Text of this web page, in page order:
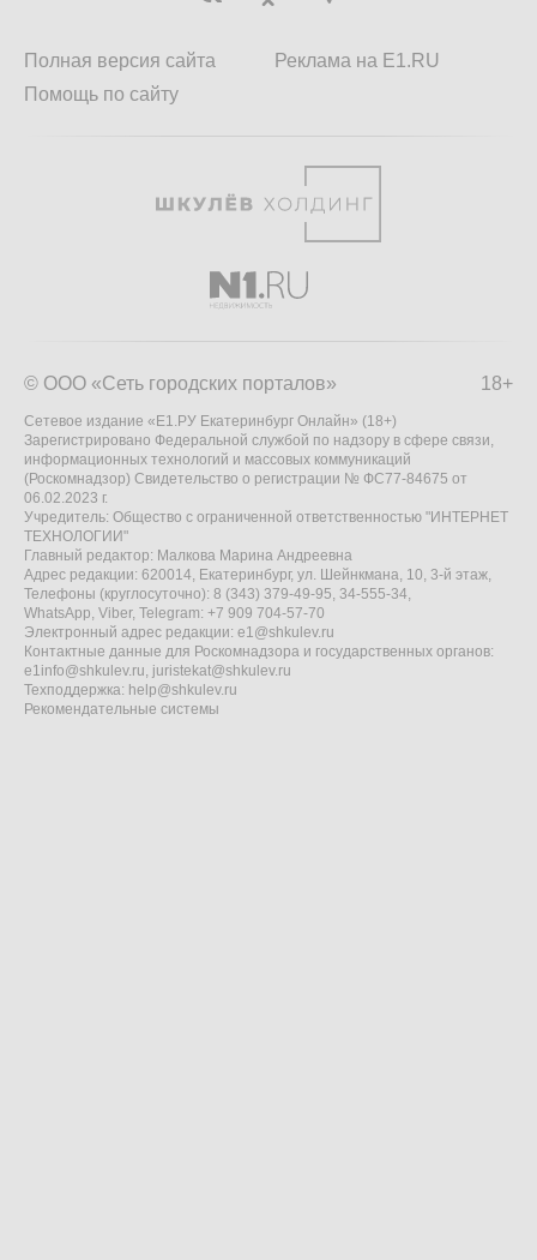
Полная версия сайта
Помощь по сайту
Реклама на E1.RU
18+
© ООО «Сеть городских порталов»
Сетевое издание «Е1.РУ Екатеринбург Онлайн» (18+)
Зарегистрировано Федеральной службой по надзору в сфере связи,
информационных технологий и массовых коммуникаций
(Роскомнадзор) Свидетельство о регистрации № ФС77-84675 от
06.02.2023 г.
Учредитель: Общество с ограниченной ответственностью "ИНТЕРНЕТ
ТЕХНОЛОГИИ"
Главный редактор: Малкова Марина Андреевна
Адрес редакции: 620014, Екатеринбург, ул. Шейнкмана, 10, 3-й этаж,
Телефоны (круглосуточно): 8 (343) 379-49-95, 34-555-34,
WhatsApp, Viber, Telegram: +7 909 704-57-70
Электронный адрес редакции: e1@shkulev.ru
Контактные данные для Роскомнадзора и государственных органов:
e1info@shkulev.ru, juristekat@shkulev.ru
Техподдержка: help@shkulev.ru
Рекомендательные системы